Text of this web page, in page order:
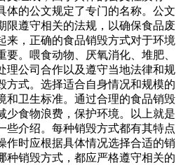
体的公文规定了专门的名称。公文
限遵守相关的法规，以确保食品废
来，正确的食品销毁方式对于环境
。喂食动物、厌氧消化、堆肥、
理公司合作以及遵守当地法律和规
方式。选择适合自身情况和规模的
和卫生标准。通过合理的食品销毁
少食物浪费，保护环境。以上就是
些介绍。每种销毁方式都有其特点
作时应根据具体情况选择合适的销
种销毁方式，都应严格遵守相关的